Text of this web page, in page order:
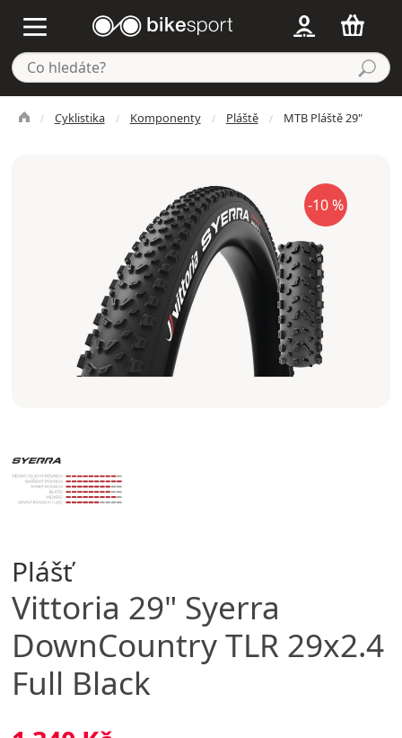
Cyklistika Komponenty Pláště MTB Pláště 29"
-10 %
Plášť
Vittoria 29" Syerra
DownCountry TLR 29x2.4
Full Black